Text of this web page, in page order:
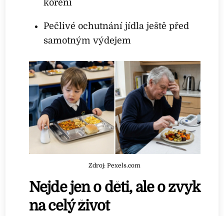
koření
Pečlivé ochutnání jídla ještě před
samotným výdejem
Zdroj: Pexels.com
Nejde jen o děti, ale o zvyk
na celý život